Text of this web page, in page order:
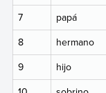
7
papá
8
hermano
9
hijo